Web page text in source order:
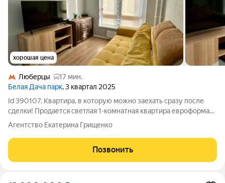
хорошая цена
Люберцы
17 мин.
Белая Дача парк, 3 квартал 2025
Id 390107. Квартира, в которую можно заехать сразу после
сделки! Продается светлая 1-комнатная квартира евроформата
в новом монолитно-кирпичном доме 2025 года постройки.
отдельная спальня
Агентство Екатерина Грищенко
Позвонить